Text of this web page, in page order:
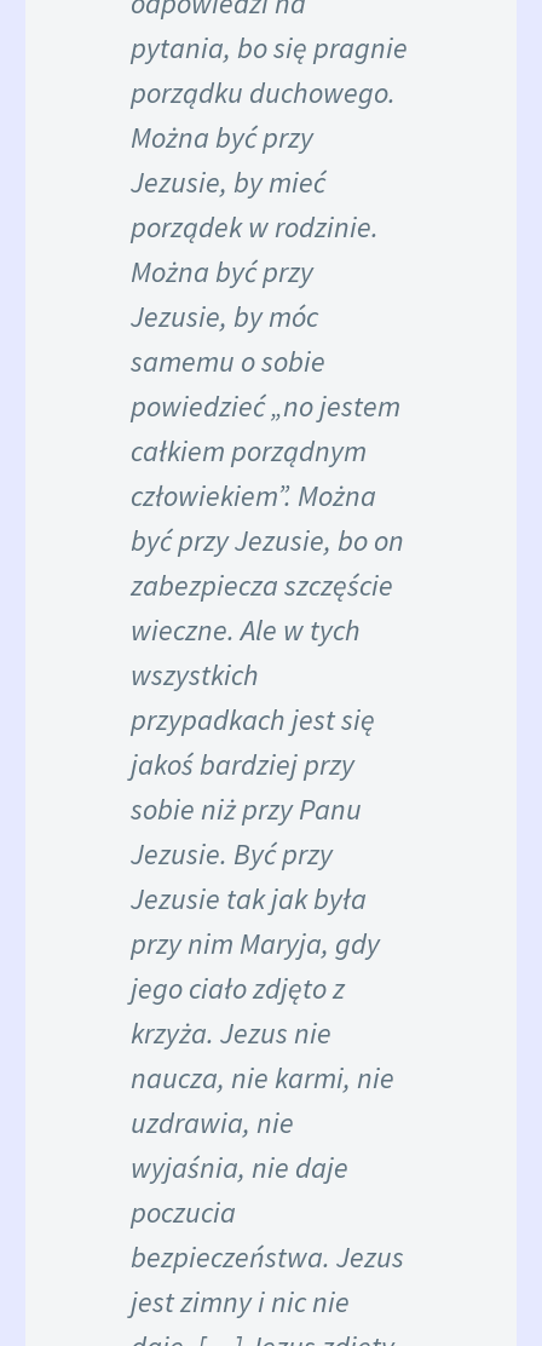
pytania, bo się pragnie
porządku duchowego.
Można być przy
Jezusie, by mieć
porządek w rodzinie.
Można być przy
Jezusie, by móc
samemu o sobie
powiedzieć „no jestem
całkiem porządnym
człowiekiem”. Można
być przy Jezusie, bo on
zabezpiecza szczęście
wieczne. Ale w tych
wszystkich
przypadkach jest się
jakoś bardziej przy
sobie niż przy Panu
Jezusie. Być przy
Jezusie tak jak była
przy nim Maryja, gdy
jego ciało zdjęto z
krzyża. Jezus nie
naucza, nie karmi, nie
uzdrawia, nie
wyjaśnia, nie daje
poczucia
bezpieczeństwa. Jezus
jest zimny i nic nie